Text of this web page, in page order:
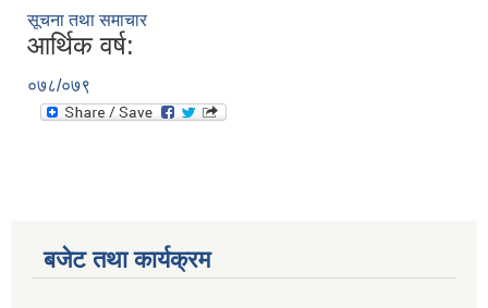
सूचना तथा समाचार
आर्थिक वर्ष:
०७८/०७९
बजेट तथा कार्यक्रम